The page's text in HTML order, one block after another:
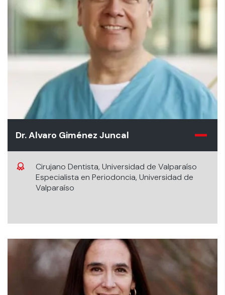
Dr. Alvaro Giménez Juncal
Cirujano Dentista, Universidad de Valparaíso
Especialista en Periodoncia, Universidad de
Valparaíso